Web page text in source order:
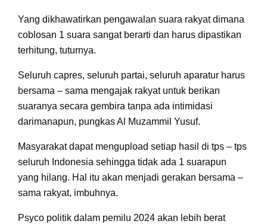
Yang dikhawatirkan pengawalan suara rakyat dimana
coblosan 1 suara sangat berarti dan harus dipastikan
terhitung, tuturnya.
Seluruh capres, seluruh partai, seluruh aparatur harus
bersama – sama mengajak rakyat untuk berikan
suaranya secara gembira tanpa ada intimidasi
darimanapun, pungkas Al Muzammil Yusuf.
Masyarakat dapat mengupload setiap hasil di tps – tps
seluruh Indonesia sehingga tidak ada 1 suarapun
yang hilang. Hal itu akan menjadi gerakan bersama –
sama rakyat, imbuhnya.
Psyco politik dalam pemilu 2024 akan lebih berat